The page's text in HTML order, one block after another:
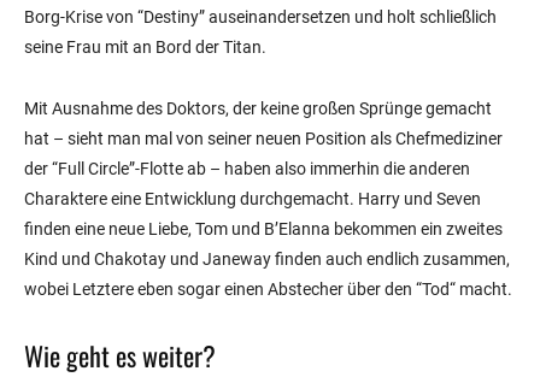
Borg-Krise von “Destiny” auseinandersetzen und holt schließlich
seine Frau mit an Bord der Titan.
Mit Ausnahme des Doktors, der keine großen Sprünge gemacht
hat – sieht man mal von seiner neuen Position als Chefmediziner
der “Full Circle”-Flotte ab – haben also immerhin die anderen
Charaktere eine Entwicklung durchgemacht. Harry und Seven
finden eine neue Liebe, Tom und B’Elanna bekommen ein zweites
Kind und Chakotay und Janeway finden auch endlich zusammen,
wobei Letztere eben sogar einen Abstecher über den “Tod“ macht.
Wie geht es weiter?